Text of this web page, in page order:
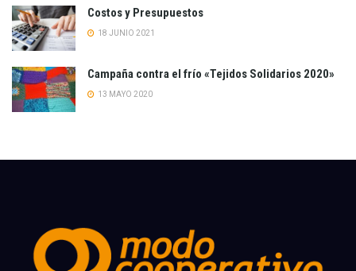
Costos y Presupuestos
18 JUNIO 2021
Campaña contra el frío «Tejidos Solidarios 2020»
13 MAYO 2020